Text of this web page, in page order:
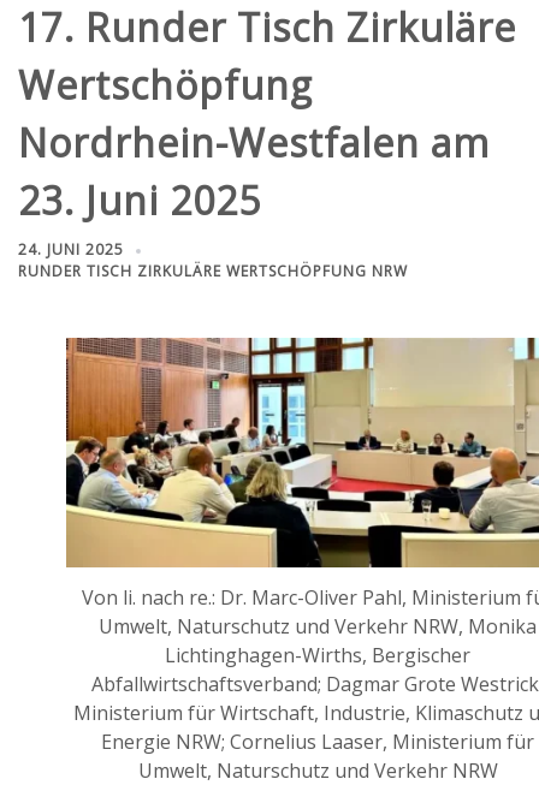
17. Runder Tisch Zirkuläre
Wertschöpfung
Nordrhein-Westfalen am
23. Juni 2025
24. JUNI 2025
RUNDER TISCH ZIRKULÄRE WERTSCHÖPFUNG NRW
Von li. nach re.: Dr. Marc-Oliver Pahl, Ministerium
Umwelt, Naturschutz und Verkehr NRW, Monika
Lichtinghagen-Wirths, Bergischer
Abfallwirtschaftsverband; Dagmar Grote
Ministerium für Wirtschaft, Industrie, Klimaschutz
Energie NRW; Cornelius Laaser, Ministerium für
Umwelt, Naturschutz und Verkehr NRW